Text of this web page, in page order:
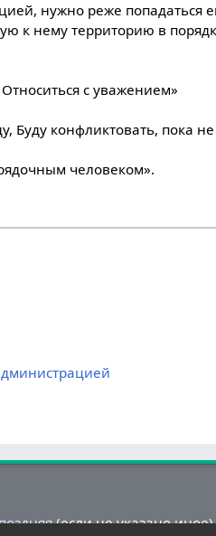
нужно реже попадаться
к нему территорию в
с уважением»
Буду конфликтовать, пока
человеком».
(если не указано